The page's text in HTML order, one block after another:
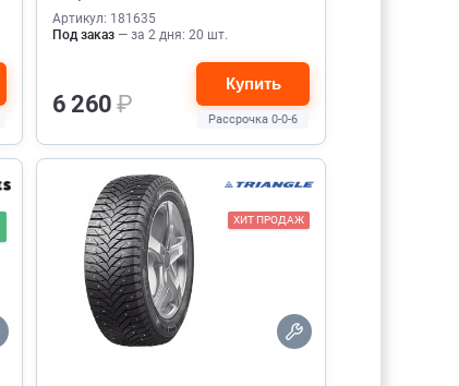
Артикул: 181635
Под заказ — за 2 дня: 20 шт.
6 260₽
Купить
Рассрочка 0-0-6
ХИТ ПРОДАЖ